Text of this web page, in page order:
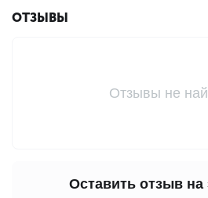
ОТЗЫВЫ
Отзывы не
Оставить отзыв на